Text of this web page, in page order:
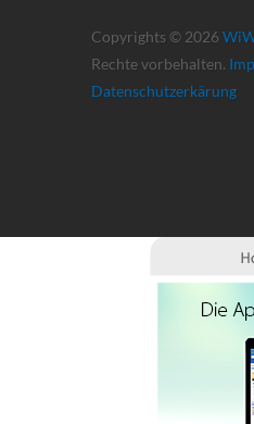
Copyrights © 2026
Rechte vorbehalten.
Datenschutzerkärung